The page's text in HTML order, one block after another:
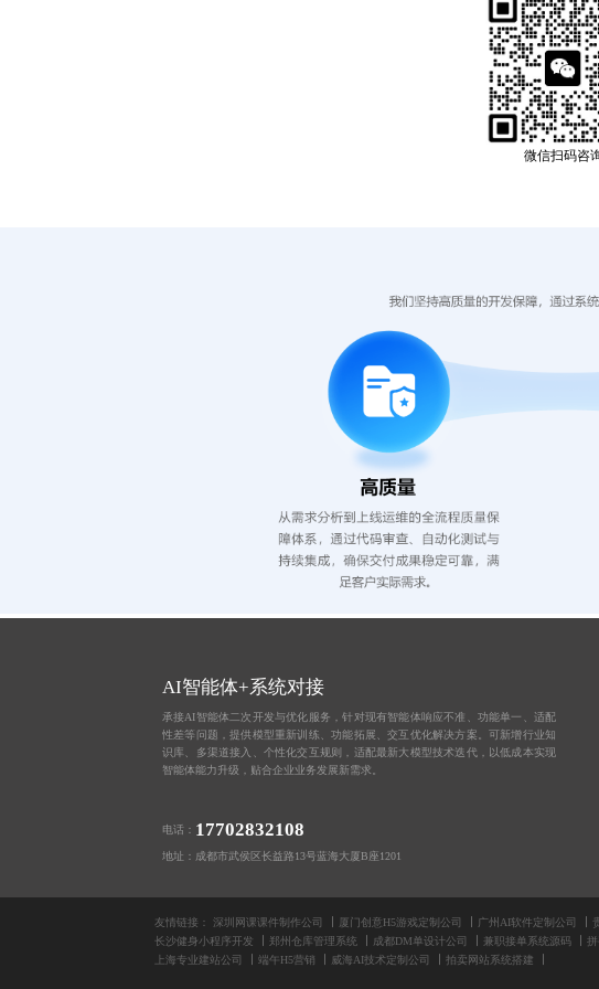
微信扫码咨
AI智能体+系统对接
承接AI智能体二次开发与优化服务，针对现有智能体响应不准、功能单一、适配
性差等问题，提供模型重新训练、功能拓展、交互优化解决方案。可新增行业知
识库、多渠道接入、个性化交互规则，适配最新大模型技术迭代，以低成本实现
智能体能力升级，贴合企业业务发展新需求。
电话： 17702832108
地址：成都市武侯区长益路13号蓝海大厦B座1201
友情链接： 深圳网课课件制作公司 厦门创意H5游戏定制公司 广州AI软件定制公司
长沙健身小程序开发
郑州仓库管理系统 成都DM单设计公司 兼职接单系统源码 拼
上海专业建站公司
端午H5营销 威海AI技术定制公司 拍卖网站系统搭建